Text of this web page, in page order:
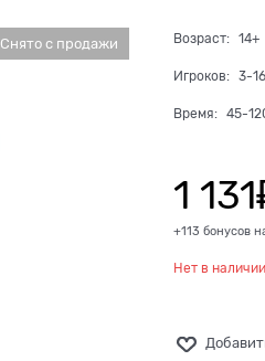
Снято с продажи Возраст: 14+
Игроков: 3-16
Время: 45-
1 131
+113 бонусов
Нет в наличии